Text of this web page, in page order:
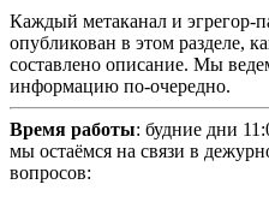
Каждый метаканал и эгрегор-
опубликован в этом разделе,
составлено описание. Мы
информацию по-очередно.
Время работы: будние дни
мы остаёмся на связи в
вопросов: